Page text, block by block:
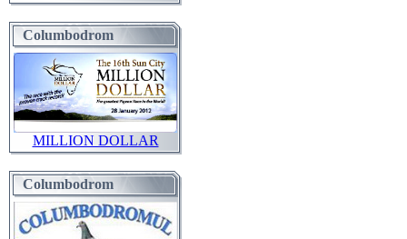
Columbodrom
MILLION DOLLAR
Columbodrom